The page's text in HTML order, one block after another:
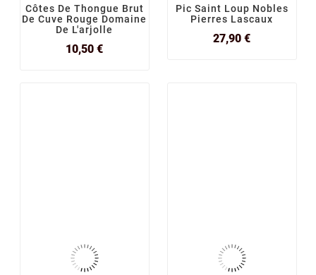
Côtes De Thongue Brut
De Cuve Rouge Domaine
De L'arjolle
10,50 €Prix
Pic Saint Loup Nobles
Pierres Lascaux
27,90 €Prix